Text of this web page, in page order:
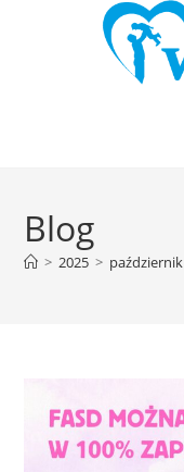
contentBlog
> 2025 > październik